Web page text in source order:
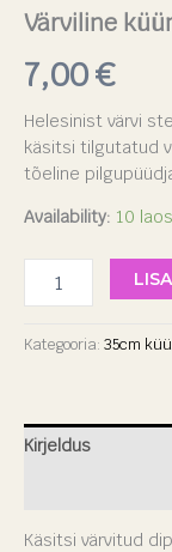
Värviline
7,00€
Helesinist värvi
käsitsi tilgutatud
tõeline
Availability: 10 laos
Kategooria: 35cm
Kirjeldus
Käsitsi värvitud